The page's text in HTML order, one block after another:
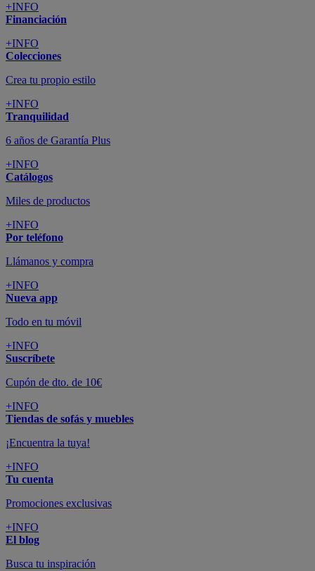
+INFO
Financiación
+INFO
Colecciones
Crea tu propio estilo
+INFO
Tranquilidad
6 años de Garantía Plus
+INFO
Catálogos
Miles de productos
+INFO
Por teléfono
Llámanos y compra
+INFO
Nueva app
Todo en tu móvil
+INFO
Suscríbete
Cupón de dto. de 10€
+INFO
Tiendas de sofás y muebles
¡Encuentra la tuya!
+INFO
Tu cuenta
Promociones exclusivas
+INFO
El blog
Busca tu inspiración